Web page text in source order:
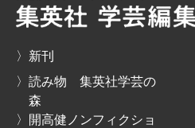
〉新刊
〉読み物 集英社学芸の
森
〉開高健ノンフィクショ